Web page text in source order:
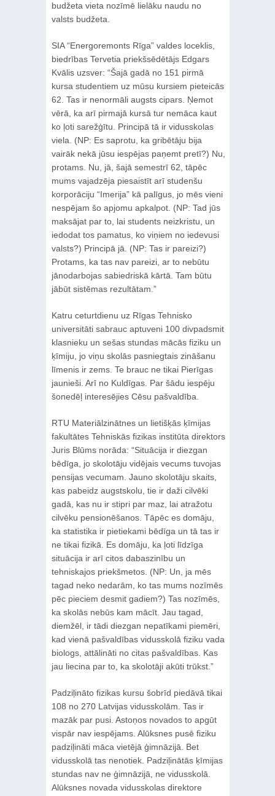
budžeta vieta nozīmē lielāku naudu no
valsts budžeta.
SIA “Energoremonts Rīga” valdes loceklis,
biedrības Tervetia priekšsēdētājs Edgars
Kvālis uzsver: “Šajā gadā no 151 pirmā
kursa studentiem uz mūsu kursiem pieteicās
62. Tas ir nenormāli augsts cipars. Ņemot
vērā, ka arī pirmajā kursā tur nemāca kaut
ko ļoti sarežģītu. Principā tā ir vidusskolas
viela. (NP: Es saprotu, ka gribētāju bija
vairāk nekā jūsu iespējas paņemt pretī?) Nu,
protams. Nu, jā, šajā semestrī 62, tāpēc
mums vajadzēja piesaistīt arī studenšu
korporāciju “Imerija” kā palīgus, jo mēs vieni
nespējam šo apjomu apkalpot. (NP: Tad jūs
maksājat par to, lai students neizkristu, un
iedodat tos pamatus, ko viņiem no iedevusi
valsts?) Principā jā. (NP: Tas ir pareizi?)
Protams, ka tas nav pareizi, ar to nebūtu
jānodarbojas sabiedriskā kārtā. Tam būtu
jābūt sistēmas rezultātam.”
Katru ceturtdienu uz Rīgas Tehnisko
universitāti sabrauc aptuveni 100 divpadsmit
klasnieku un sešas stundas mācās fiziku un
ķīmiju, jo viņu skolās pasniegtais zināšanu
līmenis ir zems. Te brauc ne tikai Pierīgas
jaunieši. Arī no Kuldīgas. Par šādu iespēju
šonedēļ interesējies Cēsu pašvaldība.
RTU Materiālzinātnes un lietišķās ķīmijas
fakultātes Tehniskās fizikas institūta direktors
Juris Blūms norāda: “Situācija ir diezgan
bēdīga, jo skolotāju vidējais vecums tuvojas
pensijas vecumam. Jauno skolotāju skaits,
kas pabeidz augstskolu, tie ir daži cilvēki
gadā, kas nu ir stipri par maz, lai atražotu
cilvēku pensionēšanos. Tāpēc es domāju,
ka statistika ir pietiekami bēdīga un tā tas ir
ne tikai fizikā. Es domāju, ka ļoti līdzīga
situācija ir arī citos dabaszinību un
tehniskajos priekšmetos. (NP: Un, ja mēs
tagad neko nedarām, ko tas mums nozīmēs
pēc pieciem desmit gadiem?) Tas nozīmēs,
ka skolās nebūs kam mācīt. Jau tagad,
diemžēl, ir tādi diezgan nepatīkami piemēri,
kad vienā pašvaldības vidusskolā fiziku vada
biologs, attālināti no citas pašvaldības. Kas
jau liecina par to, ka skolotāji akūti trūkst.”
Padziļināto fizikas kursu šobrīd piedāvā tikai
108 no 270 Latvijas vidusskolām. Tas ir
mazāk par pusi. Astoņos novados to apgūt
vispār nav iespējams. Alūksnes pusē fiziku
padziļināti māca vietējā ģimnāzijā. Bet
vidusskolā tas nenotiek. Padziļinātās ķīmijas
stundas nav ne ģimnāzijā, ne vidusskolā.
Alūksnes novada vidusskolas direktore